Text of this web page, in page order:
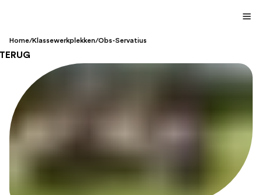
Home/Klassewerkplekken/Obs-Servatius